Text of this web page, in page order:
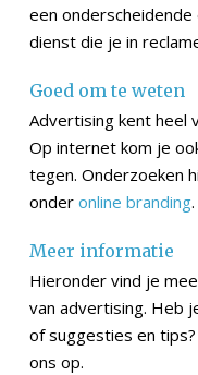
een
dienst die je in
Goed om te weten
Advertising kent heel
Op internet kom je
tegen. Onderzoeken
onder online branding.
Meer informatie
Hieronder vind je
van advertising. Heb
of suggesties en
ons op.